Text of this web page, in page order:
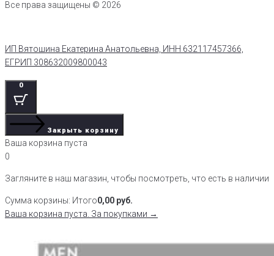
Все права защищены © 2026
ИП Вятошина Екатерина Анатольевна, ИНН 632117457366,
ЕГРИП 308632009800043
0
Закрыть корзину
Ваша корзина пуста
0
Загляните в наш магазин, чтобы посмотреть, что есть в наличии
Сумма корзины: Итого0,00 руб.
Ваша корзина пуста. За покупками →